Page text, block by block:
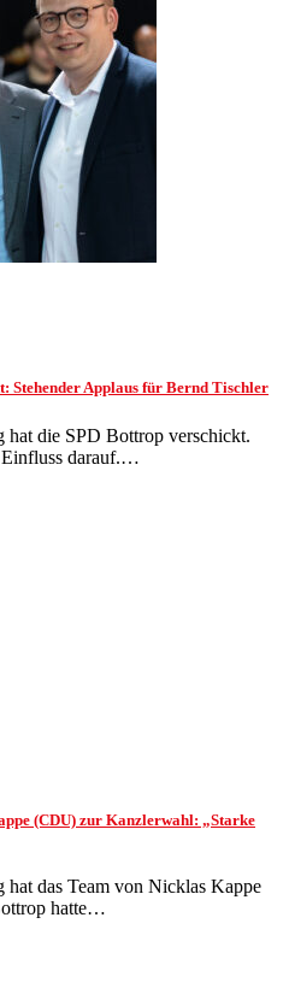
Stehender Applaus für Bernd Tischler
hat die SPD Bottrop verschickt.
Einfluss darauf.…
(CDU) zur Kanzlerwahl: „Starke
hat das Team von Nicklas Kappe
hatte…